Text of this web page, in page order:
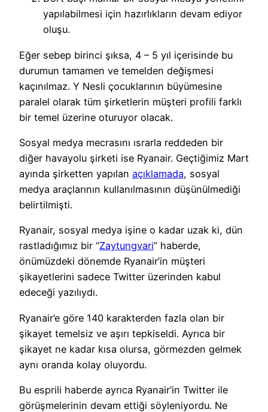
yapılabilmesi için hazırlıkların devam ediyor
oluşu.
Eğer sebep birinci şıksa, 4 – 5 yıl içerisinde bu
durumun tamamen ve temelden değişmesi
kaçınılmaz. Y Nesli çocuklarının büyümesine
paralel olarak tüm şirketlerin müşteri profili farklı
bir temel üzerine oturuyor olacak.
Sosyal medya mecrasını ısrarla reddeden bir
diğer havayolu şirketi ise Ryanair. Geçtiğimiz Mart
ayında şirketten yapılan açıklamada, sosyal
medya araçlarının kullanılmasının düşünülmediği
belirtilmişti.
Ryanair, sosyal medya işine o kadar uzak ki, dün
rastladığımız bir “Zaytungvari” haberde,
önümüzdeki dönemde Ryanair’in müşteri
şikayetlerini sadece Twitter üzerinden kabul
edeceği yazılıydı.
Ryanair’e göre 140 karakterden fazla olan bir
şikayet temelsiz ve aşırı tepkiseldi. Ayrıca bir
şikayet ne kadar kısa olursa, görmezden gelmek
aynı oranda kolay oluyordu.
Bu esprili haberde ayrıca Ryanair’in Twitter ile
görüşmelerinin devam ettiği söyleniyordu. Ne